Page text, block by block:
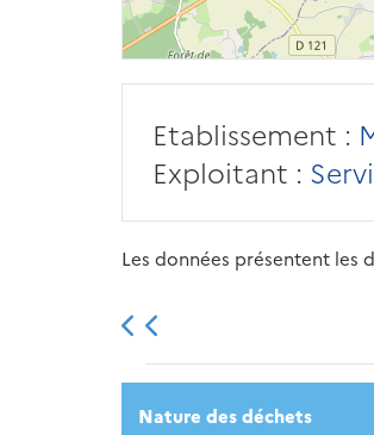
Etablissement :
Exploitant :
Les données présentent les
2013 2014
Nature des déchets